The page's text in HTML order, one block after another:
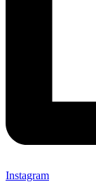
Instagram